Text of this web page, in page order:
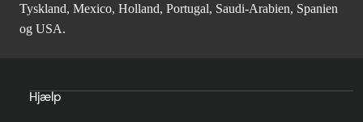
Tyskland, Mexico, Holland, Portugal, Saudi-Arabien, Spanien
og USA.
Hjælp